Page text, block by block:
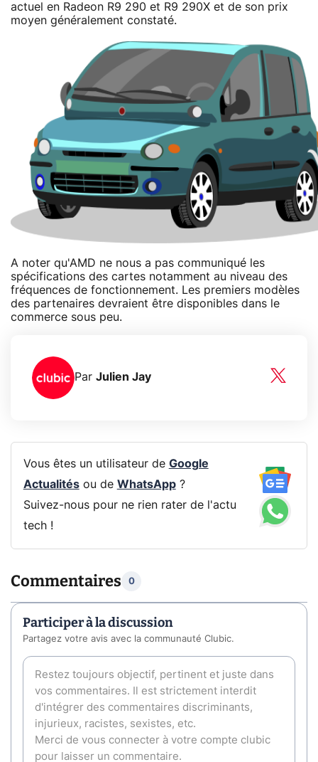
actuel en Radeon R9 290 et R9 290X et de son prix
moyen généralement constaté.
A noter qu'AMD ne nous a pas communiqué les
spécifications des cartes notamment au niveau des
fréquences de fonctionnement. Les premiers modèles
des partenaires devraient être disponibles dans le
commerce sous peu.
Par Julien Jay
Vous êtes un utilisateur de Google
Actualitésou de WhatsApp?
Suivez-nous pour ne rien rater de l'actu
tech !
Commentaires 0
Participer à la discussion
Partagez votre avis avec la communauté Clubic.